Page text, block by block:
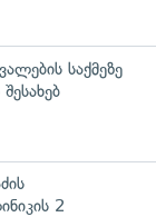
საქმეზე
2